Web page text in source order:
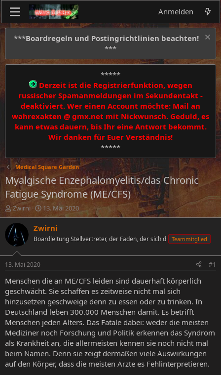
Anmelden
***Boardregeln und Postingrichtlinien beachten!
***
*****
Derzeit ist die Registrierfunktion, wegen
russischer Spamanmeldungen im Sekundentakt -
deaktiviert. Wer einen Account möchte: Mail an
wahrexakten @ gmx.net mit Nickwunsch. Geduld, es
kann etwas dauern, bis Ihr eine Antwort bekommt.
Wir danken für Euer Verständnis!
*****
Medical Square Garden
Myalgische Enzephalomyelitis/das Chronic
Fatigue Syndrome (ME/CFS)
E
r
s
t
e
l
e
r
Zwirni
E
r
s
e
a
m
13. Mai 2020
Zwirni
Boardleitung Stellvertreter, der Faden, der sich d Teammitglied
13. Mai 2020 #1
Menschen die an ME/CFS leiden sind dauerhaft körperlich
geschwächt. Sie schaffen es zeitweise nicht mal sich
hinzusetzen geschweige denn zu essen oder zu trinken. In
Deutschland leben 300.000 Menschen damit. Es betrifft
Menschen jeden Alters. Das Fatale dabei: weder die meisten
Mediziner noch Forschung und Politik erkennen das Syndrom
als Krankheit an, die allermeisten kennen sie noch nicht mal
beim Namen. Denn sie zeigt dermaßen viele Auswirkungen
auf den Körper, dass die meisten Ärzte es Fehlinterpretieren.